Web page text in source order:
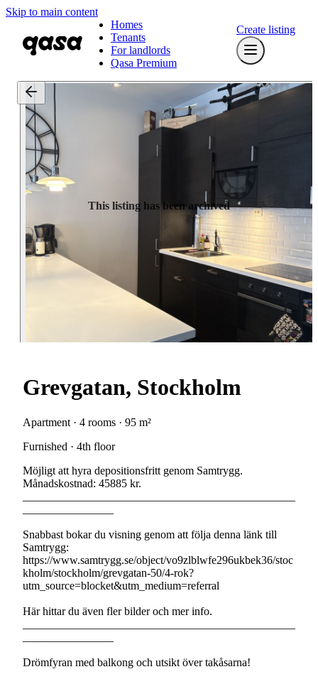
Skip to main content
Homes
Tenants
For landlords
Qasa Premium
Create listing
This listing has been archived
Grevgatan, Stockholm
Apartment · 4 rooms · 95 m²
Furnished · 4th floor
Möjligt att hyra depositionsfritt genom Samtrygg.
Månadskostnad: 45885 kr.
Snabbast bokar du visning genom att följa denna länk till
Samtrygg:
https://www.samtrygg.se/object/vo9zlblwfe296ukbek36/stoc
kholm/stockholm/grevgatan-50/4-rok?
utm_source=blocket&utm_medium=referral
Här hittar du även fler bilder och mer info.
Drömfyran med balkong och utsikt över takåsarna!